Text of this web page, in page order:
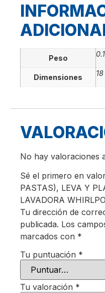
Peso
Dimensiones
No hay valoraciones
Sé el primero en
PASTAS), LEVA Y
LAVADORA
Tu dirección de
publicada. Los
marcados con *
Tu puntuación *
Tu valoración *